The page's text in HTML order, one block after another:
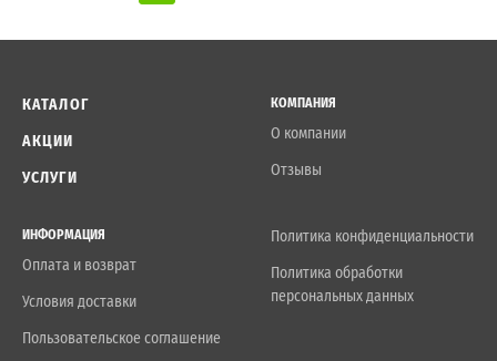
КАТАЛОГ
АКЦИИ
УСЛУГИ
КОМПАНИЯ
О компании
Отзывы
ИНФОРМАЦИЯ
Оплата и возврат
Условия доставки
Пользовательское соглашение
Политика конфиденциальности
Политика обработки
персональных данных